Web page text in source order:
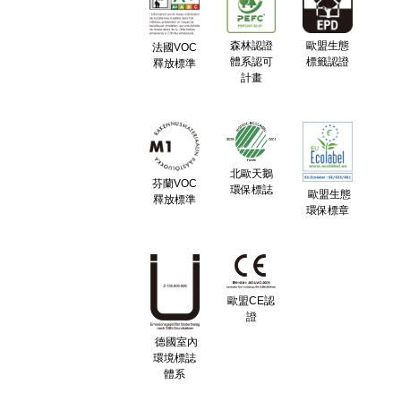
法國VOC
釋放標準
森林認證
體系認可
計畫
歐盟生態
標籤認證
芬蘭VOC
釋放標準
北歐天鵝
環保標誌
歐盟生態
環保標章
德國室內
環境標誌
體系
歐盟CE認
證